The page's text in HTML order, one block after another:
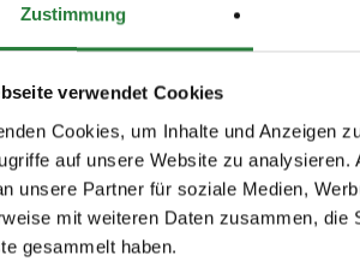
Zustimmung
verwendet Cookies
Cookies, um Inhalte und Anzeigen
auf unsere Website zu
unsere Partner für soziale Medien,
mit weiteren Daten zusammen,
gesammelt haben.
Fahren
(12x15 m) 50,- €, 4-Spänner (12x18
Für Reservierung Boxen (Stroh, 100€)
Spänewunsch (Allergiker) bitte als
werden.
Für Wohnwagen u./o. LKW werden
Platz 35,- € erhoben - max. Entfernung
Bestellung und Bezahlung mit der